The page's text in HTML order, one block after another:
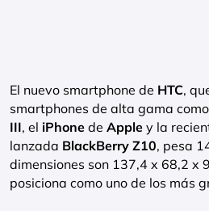
El nuevo smartphone de HTC,
smartphones de alta gama
III, el iPhone de Apple y la
lanzada BlackBerry Z10, pesa
dimensiones son 137,4 x 68,2 x
posiciona como uno de los más